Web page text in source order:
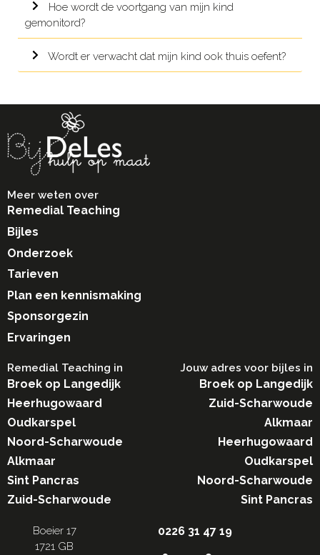
Hoe wordt de voortgang van mijn kind
gemonitord?
Wordt er verwacht dat mijn kind ook thuis oefent?
Boeier 17
1721 GB
0226 31 47 19
Meer weten over
Remedial Teaching
Bijles
Onderzoek
Tarieven
Plan een kennismaking
Sponsorgezin
Ervaringen
Remedial Teaching in​
Broek op Langedijk
Heerhugowaard
Oudkarspel
Noord-Scharwoude
Alkmaar
Sint Pancras
Zuid-Scharwoude
Jouw adres voor bijles in
Broek op Langedijk
Zuid-Scharwoude
Alkmaar
Heerhugowaard
Oudkarspel
Noord-Scharwoude
Sint Pancras